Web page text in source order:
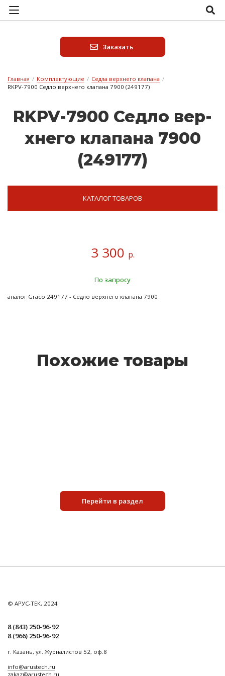
Заказать
Главная / Комплектующие / Седла верхнего клапана /
RKPV-7900 Седло верхнего клапана 7900 (249177)
RKPV-7900 Сед­ло вер­
хне­го кла­па­на 7900
(249177)
КАТАЛОГ ТОВАРОВ
3 300 р.
По запросу
аналог Graco 249177 - Седло верхнего клапана 7900
Похожие товары
Перейти в раздел
© АРУС-ТЕК, 2024
8 (843) 250-96-92
8 (966) 250-96-92
г. Казань, ул. Журналистов 52, оф.8
info@arustech.ru
zakaz@arustech.ru